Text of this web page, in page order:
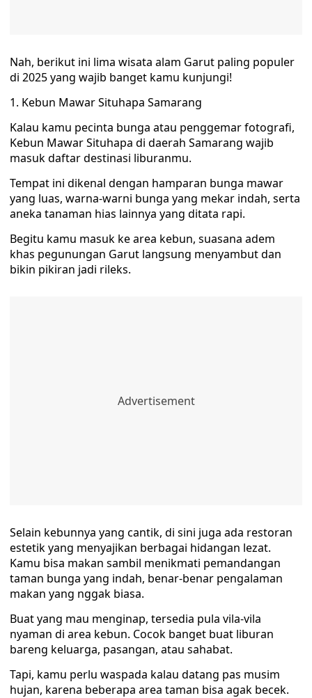
Nah, berikut ini lima wisata alam Garut paling populer
di 2025 yang wajib banget kamu kunjungi!
1. Kebun Mawar Situhapa Samarang
Kalau kamu pecinta bunga atau penggemar fotografi,
Kebun Mawar Situhapa di daerah Samarang wajib
masuk daftar destinasi liburanmu.
Tempat ini dikenal dengan hamparan bunga mawar
yang luas, warna-warni bunga yang mekar indah, serta
aneka tanaman hias lainnya yang ditata rapi.
Begitu kamu masuk ke area kebun, suasana adem
khas pegunungan Garut langsung menyambut dan
bikin pikiran jadi rileks.
Selain kebunnya yang cantik, di sini juga ada restoran
estetik yang menyajikan berbagai hidangan lezat.
Kamu bisa makan sambil menikmati pemandangan
taman bunga yang indah, benar-benar pengalaman
makan yang nggak biasa.
Buat yang mau menginap, tersedia pula vila-vila
nyaman di area kebun. Cocok banget buat liburan
bareng keluarga, pasangan, atau sahabat.
Tapi, kamu perlu waspada kalau datang pas musim
hujan, karena beberapa area taman bisa agak becek.